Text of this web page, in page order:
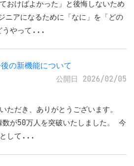
おけばよかった」と後悔しないため
アになるために「なに」を「どの
うやって...
の新機能について
公開日 2026/02/05
だき、ありがとうございます。
数が50万人を突破いたしました。 今
して...